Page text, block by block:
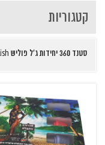
קטגוריות
סטנד 360 יחידות ג'ל פוליש Gelish